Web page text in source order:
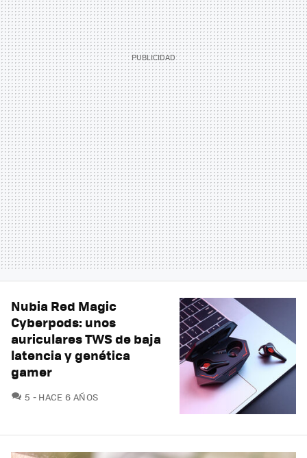
Nubia Red Magic
Cyberpods: unos
auriculares TWS de baja
latencia y genética
gamer
5 COMENTARIOS
HACE 6 AÑOS